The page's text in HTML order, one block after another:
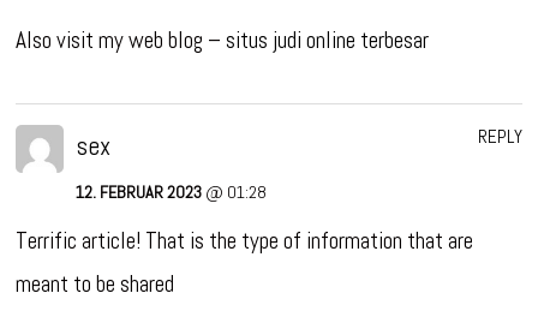
Also visit my web blog –situs judi online terbesar
sex
12. FEBRUAR 2023 @ 01:28
Terrific article! That is the type of information that are
meant to be shared
REPLY